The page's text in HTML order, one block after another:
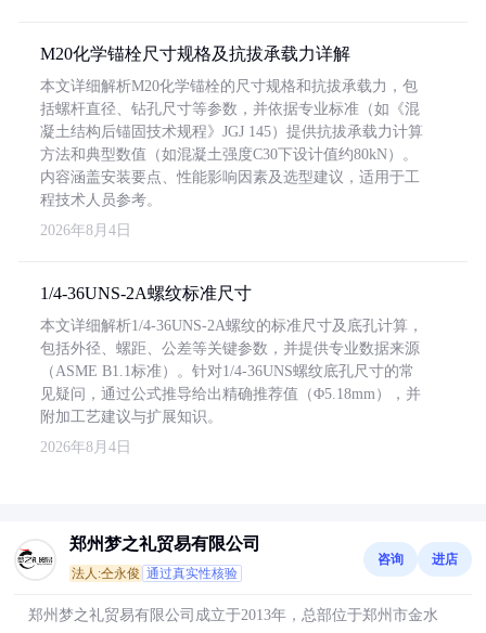
M20化学锚栓尺寸规格及抗拔承载力详解
本文详细解析M20化学锚栓的尺寸规格和抗拔承载力，包
括螺杆直径、钻孔尺寸等参数，并依据专业标准（如《混
凝土结构后锚固技术规程》JGJ 145）提供抗拔承载力计算
方法和典型数值（如混凝土强度C30下设计值约80kN）。
内容涵盖安装要点、性能影响因素及选型建议，适用于工
程技术人员参考。
2026年8月4日
1/4-36UNS-2A螺纹标准尺寸
本文详细解析1/4-36UNS-2A螺纹的标准尺寸及底孔计算，
包括外径、螺距、公差等关键参数，并提供专业数据来源
（ASME B1.1标准）。针对1/4-36UNS螺纹底孔尺寸的常
见疑问，通过公式推导给出精确推荐值（Φ5.18mm），并
附加工艺建议与扩展知识。
2026年8月4日
郑州梦之礼贸易有限公司
法人:仝永俊 通过真实性核验
咨询 进店
郑州梦之礼贸易有限公司成立于2013年，总部位于郑州市金水